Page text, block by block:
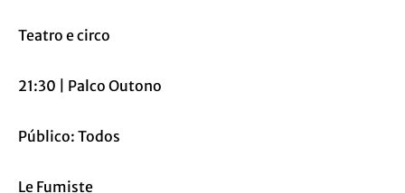
Teatro e circo
21:30 | Palco Outono
Público: Todos
Le Fumiste